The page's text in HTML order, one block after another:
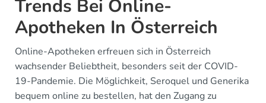
Trends Bei Online-
Apotheken In Österreich
Online-Apotheken erfreuen sich in Österreich
wachsender Beliebtheit, besonders seit der COVID-
19-Pandemie. Die Möglichkeit, Seroquel und Generika
bequem online zu bestellen, hat den Zugang zu